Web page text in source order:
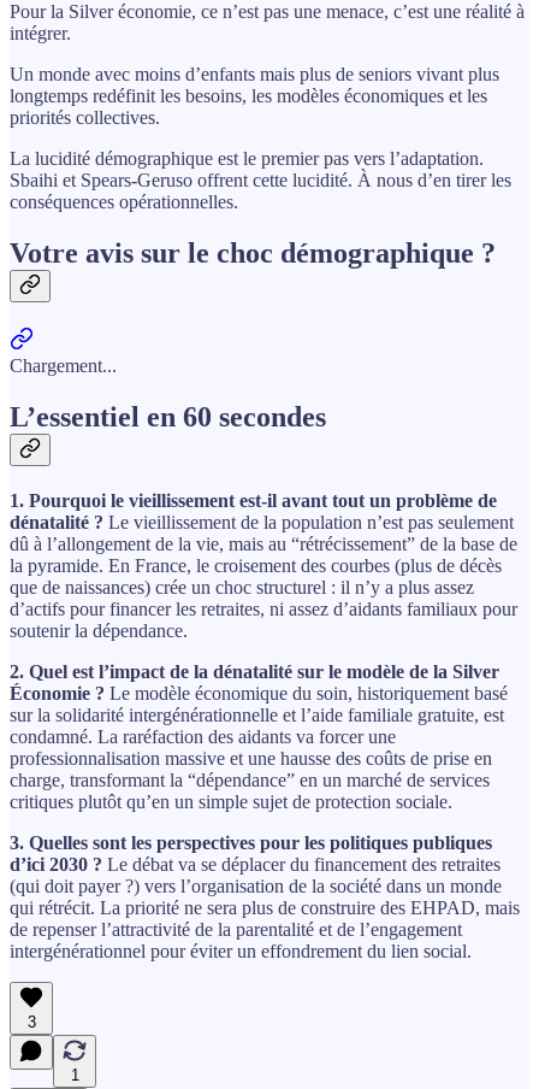
Pour la Silver économie, ce n’est pas une menace, c’est une réalité à
intégrer.
Un monde avec moins d’enfants mais plus de seniors vivant plus
longtemps redéfinit les besoins, les modèles économiques et les
priorités collectives.
La lucidité démographique est le premier pas vers l’adaptation.
Sbaihi et Spears-Geruso offrent cette lucidité. À nous d’en tirer les
conséquences opérationnelles.
Votre avis sur le choc démographique ?
Chargement...
L’essentiel en 60 secondes
1. Pourquoi le vieillissement est-il avant tout un problème de
dénatalité ? Le vieillissement de la population n’est pas seulement
dû à l’allongement de la vie, mais au “rétrécissement” de la base de
la pyramide. En France, le croisement des courbes (plus de décès
que de naissances) crée un choc structurel : il n’y a plus assez
d’actifs pour financer les retraites, ni assez d’aidants familiaux pour
soutenir la dépendance.
2. Quel est l’impact de la dénatalité sur le modèle de la Silver
Économie ? Le modèle économique du soin, historiquement basé
sur la solidarité intergénérationnelle et l’aide familiale gratuite, est
condamné. La raréfaction des aidants va forcer une
professionnalisation massive et une hausse des coûts de prise en
charge, transformant la “dépendance” en un marché de services
critiques plutôt qu’en un simple sujet de protection sociale.
3. Quelles sont les perspectives pour les politiques publiques
d’ici 2030 ? Le débat va se déplacer du financement des retraites
(qui doit payer ?) vers l’organisation de la société dans un monde
qui rétrécit. La priorité ne sera plus de construire des EHPAD, mais
de repenser l’attractivité de la parentalité et de l’engagement
intergénérationnel pour éviter un effondrement du lien social.
3
1